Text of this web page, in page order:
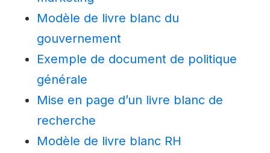
Modèle de livre blanc du
gouvernement
Exemple de document de politique
générale
Mise en page d’un livre blanc de
recherche
Modèle de livre blanc RH